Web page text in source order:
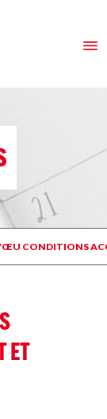
CONDITIONS
ET